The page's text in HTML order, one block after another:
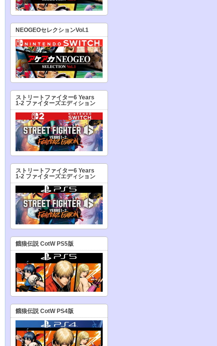
NEOGEOセレクションVol.1
ストリートファイター6 Years
1-2 ファイターズエディション
ストリートファイター6 Years
1-2 ファイターズエディション
餓狼伝説 CotW PS5版
餓狼伝説 CotW PS4版